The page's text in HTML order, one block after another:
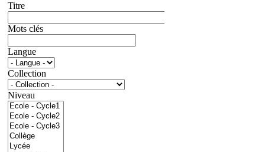
Titre
Mots clés
Langue
Collection
Niveau